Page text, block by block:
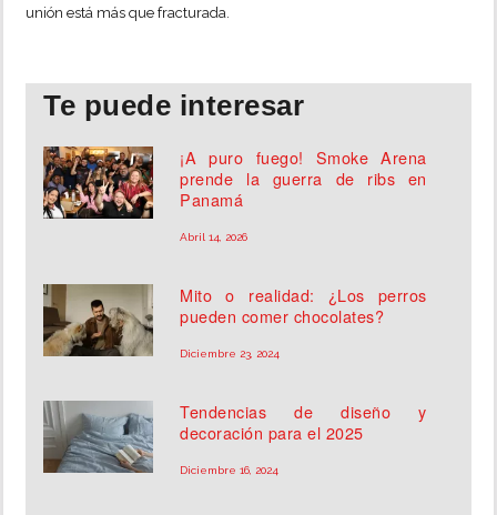
unión está más que fracturada.
Te puede interesar
¡A puro fuego! Smoke Arena
prende la guerra de ribs en
Panamá
Abril 14, 2026
Mito o realidad: ¿Los perros
pueden comer chocolates?
Diciembre 23, 2024
Tendencias de diseño y
decoración para el 2025
Diciembre 16, 2024